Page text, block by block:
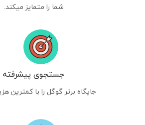
شما را متمایز میکند.
جستجوی پیشرفته
جایگاه برتر گوگل را با کمترین